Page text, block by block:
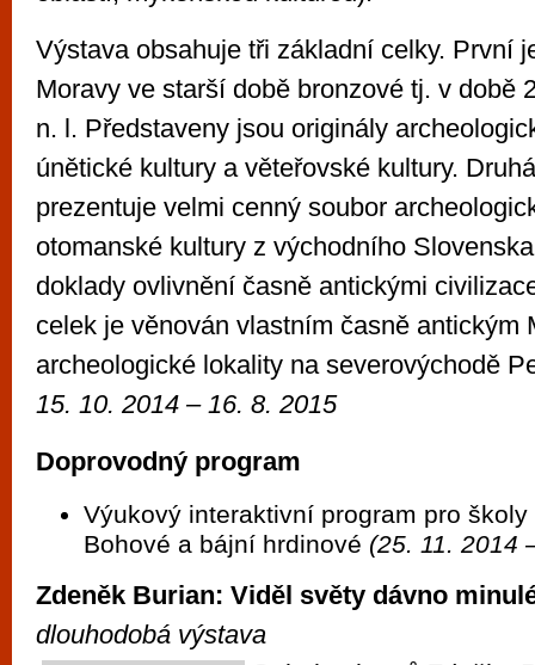
Výstava obsahuje tři základní celky. První
Moravy ve starší době bronzové tj. v době
n. l. Představeny jsou originály
únětické kultury a věteřovské kultury.
prezentuje velmi cenný soubor
otomanské kultury z východního
doklady ovlivnění časně antickými
celek je věnován vlastním časně antickým
archeologické lokality na severovýchodě
15. 10. 2014 – 16. 8. 2015
Doprovodný program
Výukový interaktivní program pro školy
Bohové a bájní hrdinové (25. 11. 2014
Zdeněk Burian: Viděl světy dávno
dlouhodobá výstava